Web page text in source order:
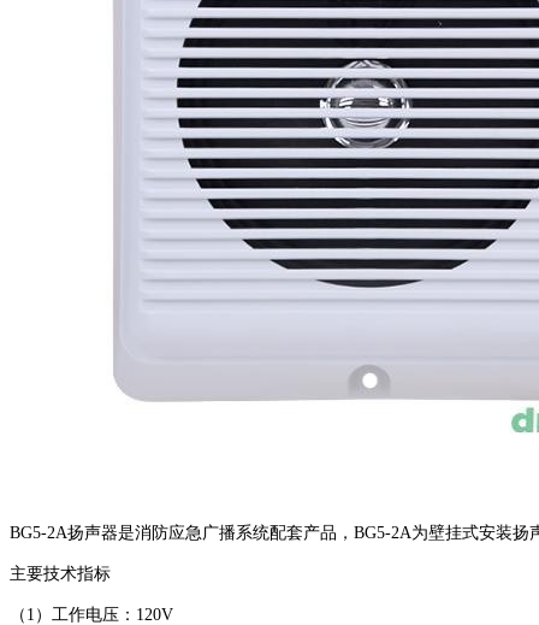
BG5-2A扬声器是消防应急广播系统配套产品，BG5-2A为壁挂式安装扬
主要技术指标
（1）工作电压：120V